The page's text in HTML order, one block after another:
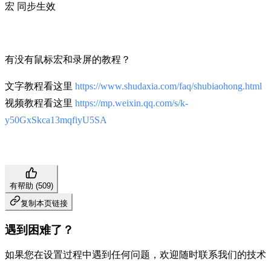
宏 同步生效
有没有鼠标宏和录屏的教程？
文字教程看这里 https://www.shudaxia.com/faq/shubiaohong.html
视频教程看这里 https://mp.weixin.qq.com/s/k-
y50GxSkca13mqfiyU5SA
有帮助 (509)
复制本页链接
遇到困难了？
如果您在设置过程中遇到任何问题，欢迎随时联系我们的技术